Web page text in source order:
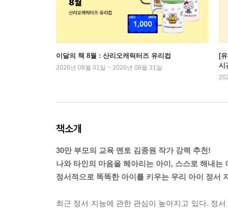
이달의 책 8월 : 산리오캐릭터즈 유리컵
2026년 08월 01일 ~ 2026년 08월 31일
[
시
책소개
30만 부모의 교육 멘토 김종원 작가 강력 추천!
나와 타인의 마음을 헤아리는 아이, 스스로 해내
정서적으로 똑똑한 아이를 키우는 우리 아이 정서
최근 정서 지능에 관한 관심이 높아지고 있다. 정